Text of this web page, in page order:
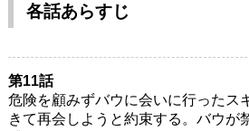
各話あらすじ
第11話
危険を顧みずバウに会いに行ったス
きて再会しようと約束する。バウが